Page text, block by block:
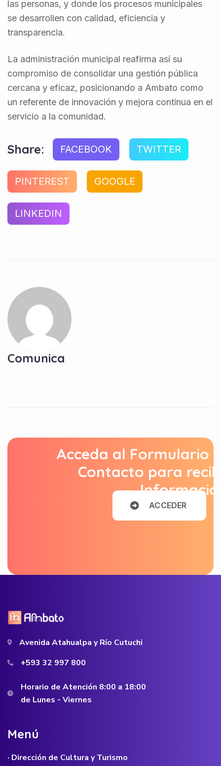
las personas, y donde los procesos municipales
se desarrollen con calidad, eficiencia y
transparencia.
La administración municipal reafirma así su
compromiso de consolidar una gestión pública
cercana y eficaz, posicionando a Ambato como
un referente de innovación y mejora continua en el
servicio a la comunidad.
Share: FACEBOOK TWITTER
PINTEREST GOOGLE
LINKEDIN
Comunica
Acceda al Formulario
Contacto para
ACCEDER
Avenida Atahualpa y Río Cutuchi
+593 32 997 800
Horario de Atención 8:00 a 18:00
de Lunes - Viernes
Menú
· Dirección de Cultura y Turismo